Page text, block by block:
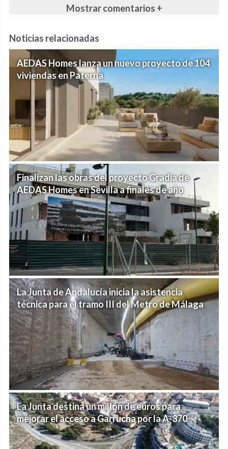
Mostrar comentarios +
Noticias relacionadas
AEDAS Homes lanza un nuevo proyecto de 104
viviendas en Paterna
Finalizan las obras del proyecto Gradia de
AEDAS Homes en Sevilla a finales de año
La Junta de Andalucía inicia la asistencia
técnica para el tramo III del Metro de Málaga
La Junta destina un millón de euros para
mejorar el acceso a Garrucha por la A-370